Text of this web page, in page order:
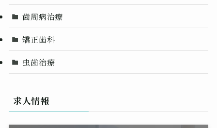
歯周病治療
矯正歯科
虫歯治療
求人情報